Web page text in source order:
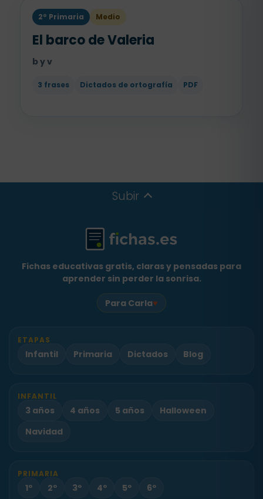
2º Primaria Medio
El barco de Valeria
b y v
3 frases Dictados de ortografía PDF
Subir
Fichas educativas gratis, claras y pensadas para
aprender sin perder la sonrisa.
Para Carla♥
ETAPAS
Infantil Primaria Dictados Blog
INFANTIL
3 años 4 años 5 años
Halloween
Navidad
PRIMARIA
1º 2º 3º 4º 5º 6º